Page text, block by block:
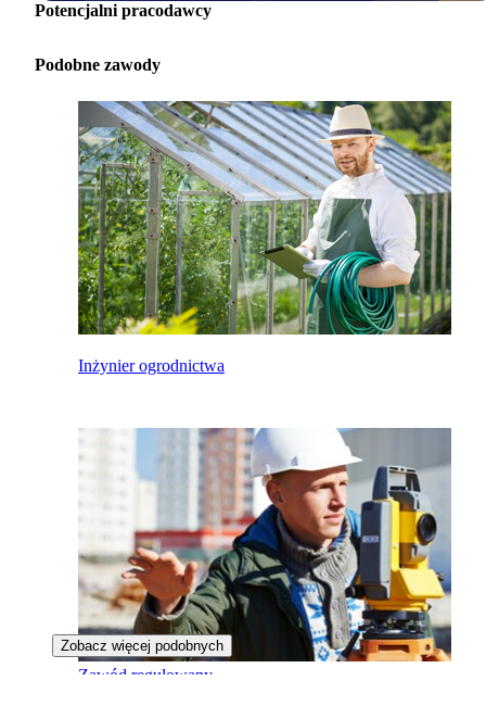
Potencjalni pracodawcy
Podobne zawody
Inżynier ogrodnictwa
Zawód regulowany
Zobacz więcej podobnych